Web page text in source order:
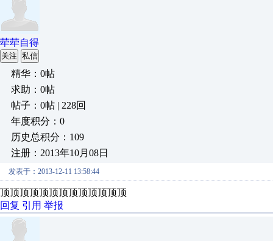
荦荦自得
关注 私信
精华：0帖
求助：0帖
帖子：0帖 | 228回
年度积分：0
历史总积分：109
注册：2013年10月08日
发表于：2013-12-11 13:58:44
顶顶顶顶顶顶顶顶顶顶顶顶顶
回复 引用 举报